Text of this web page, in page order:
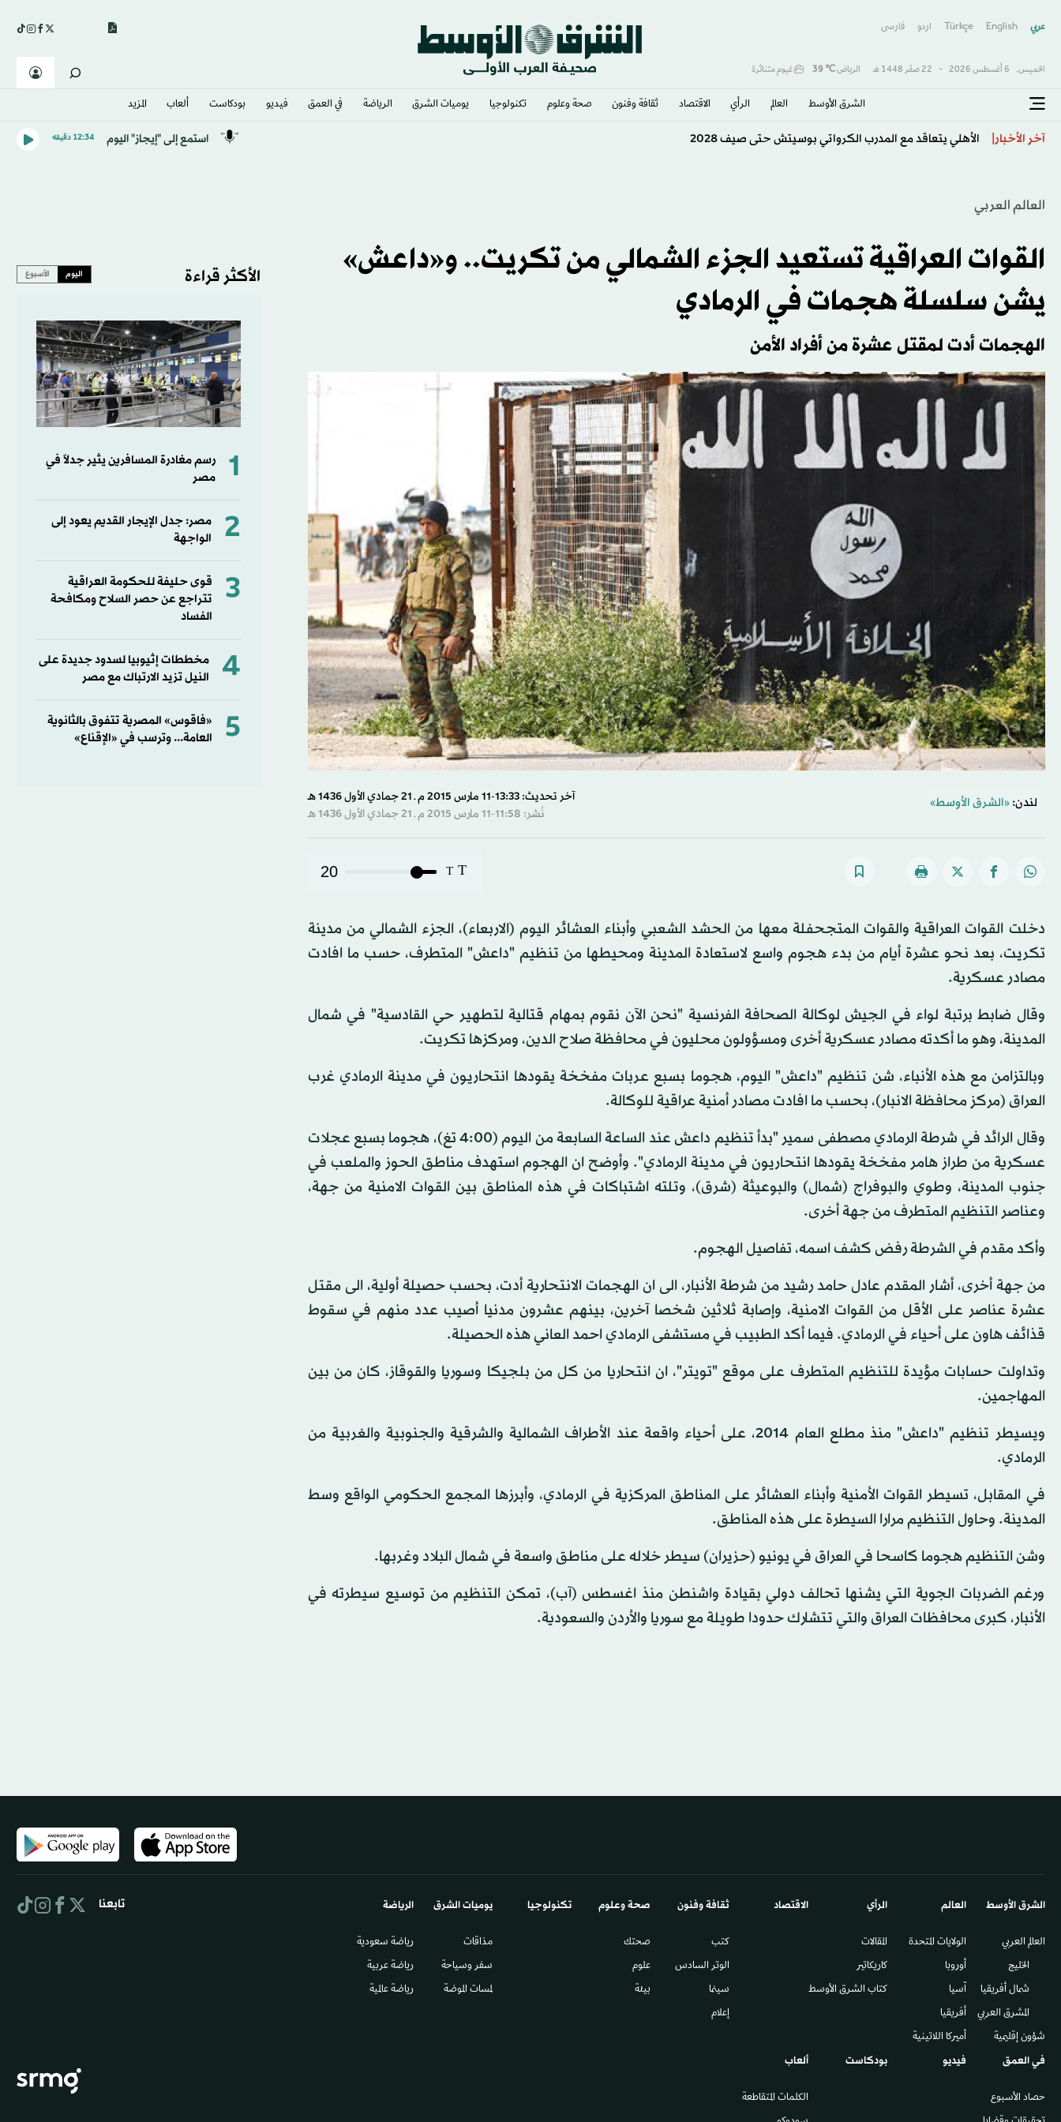
عربي English
Türkçe اردو فارسى
الخميس, 6 أغسطس 2026 - 22 صفَر 1448 هـ الرياض℃
39 غيوم متناثرة
الشرق الأوسط​ العالم الرأي الاقتصاد ثقافة وفنون صحة وعلوم تكنولوجيا يوميات الشرق​ الرياضة في العمق فيديو بودكاست ألعاب المزيد
آخر الأخبار استمع إلى "إيجاز" اليوم 12:34 دقيقه
العالم العربي
القوات العراقية تستعيد الجزء الشمالي من تكريت.. و«داعش»
يشن سلسلة هجمات في الرمادي
الهجمات أدت لمقتل عشرة من أفراد الأمن
لندن: «الشرق الأوسط»
آخر تحديث: 13:33-11 مارس 2015 م ـ 21 جمادي الأول 1436 هـ
نُشر: 11:58-11 مارس 2015 م ـ 21 جمادي الأول 1436 هـ
T
T
20
دخلت القوات العراقية والقوات المتجحفلة معها من الحشد الشعبي وأبناء العشائر اليوم (الاربعاء)، الجزء الشمالي من مدينة
تكريت، بعد نحو عشرة أيام من بدء هجوم واسع لاستعادة المدينة ومحيطها من تنظيم "داعش" المتطرف، حسب ما افادت
مصادر عسكرية.
وقال ضابط برتبة لواء في الجيش لوكالة الصحافة الفرنسية "نحن الآن نقوم بمهام قتالية لتطهير حي القادسية" في شمال
المدينة، وهو ما أكدته مصادر عسكرية أخرى ومسؤولون محليون في محافظة صلاح الدين، ومركزها تكريت.
وبالتزامن مع هذه الأنباء، شن تنظيم "داعش" اليوم، هجوما بسبع عربات مفخخة يقودها انتحاريون في مدينة الرمادي غرب
العراق (مركز محافظة الانبار)، بحسب ما افادت مصادر أمنية عراقية للوكالة.
وقال الرائد في شرطة الرمادي مصطفى سمير "بدأ تنظيم داعش عند الساعة السابعة من اليوم (4:00 تغ)، هجوما بسبع عجلات
عسكرية من طراز هامر مفخخة يقودها انتحاريون في مدينة الرمادي". وأوضح ان الهجوم استهدف مناطق الحوز والملعب في
جنوب المدينة، وطوي والبوفراج (شمال) والبوعيثة (شرق)، وتلته اشتباكات في هذه المناطق بين القوات الامنية من جهة،
وعناصر التنظيم المتطرف من جهة أخرى.
وأكد مقدم في الشرطة رفض كشف اسمه، تفاصيل الهجوم.
من جهة أخرى، أشار المقدم عادل حامد رشيد من شرطة الأنبار، الى ان الهجمات الانتحارية أدت، بحسب حصيلة أولية، الى مقتل
عشرة عناصر على الأقل من القوات الامنية، وإصابة ثلاثين شخصا آخرين، بينهم عشرون مدنيا أصيب عدد منهم في سقوط
قذائف هاون على أحياء في الرمادي. فيما أكد الطبيب في مستشفى الرمادي احمد العاني هذه الحصيلة.
وتداولت حسابات مؤيدة للتنظيم المتطرف على موقع "تويتر"، ان انتحاريا من كل من بلجيكا وسوريا والقوقاز، كان من بين
المهاجمين.
ويسيطر تنظيم "داعش" منذ مطلع العام 2014، على أحياء واقعة عند الأطراف الشمالية والشرقية والجنوبية والغربية من
الرمادي.
في المقابل، تسيطر القوات الأمنية وأبناء العشائر على المناطق المركزية في الرمادي، وأبرزها المجمع الحكومي الواقع وسط
المدينة. وحاول التنظيم مرارا السيطرة على هذه المناطق.
وشن التنظيم هجوما كاسحا في العراق في يونيو (حزيران) سيطر خلاله على مناطق واسعة في شمال البلاد وغربها.
ورغم الضربات الجوية التي يشنها تحالف دولي بقيادة واشنطن منذ اغسطس (آب)، تمكن التنظيم من توسيع سيطرته في
الأنبار، كبرى محافظات العراق والتي تتشارك حدودا طويلة مع سوريا والأردن والسعودية.
الأكثر قراءة اليوم الأسبوع
1
رسم مغادرة المسافرين يثير جدلاً في
مصر
2
مصر: جدل الإيجار القديم يعود إلى
الواجهة
3
قوى حليفة للحكومة العراقية
تتراجع عن حصر السلاح ومكافحة
الفساد
4
مخططات إثيوبيا لسدود جديدة على
النيل تزيد الارتباك مع مصر
5
«فاقوس» المصرية تتفوق بالثانوية
العامة... وترسب في «الإقناع»
الشرق الأوسط​
العالم العربي
الخليج
شمال أفريقيا
المشرق العربي
شؤون إقليمية
العالم
الولايات المتحدة
أوروبا
آسيا
أفريقيا
أميركا اللاتينية
الرأي
المقالات
كاريكاتير
كتاب الشرق الأوسط
الاقتصاد ثقافة وفنون
كتب
الوتر السادس​
سينما
إعلام
صحة وعلوم
صحتك
علوم
بيئة
تكنولوجيا يوميات الشرق​
مذاقات
سفر وسياحة
لمسات الموضة
الرياضة
رياضة سعودية
رياضة عربية
رياضة عالمية
في العمق
حصاد الأسبوع
فيديو بودكاست ألعاب
الكلمات المتقاطعة
تابعنا